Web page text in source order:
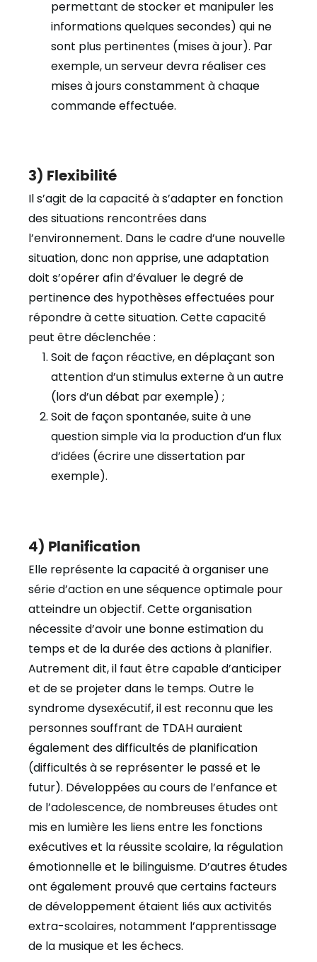
permettant de stocker et manipuler les
informations quelques secondes) qui ne
sont plus pertinentes (mises à jour). Par
exemple, un serveur devra réaliser ces
mises à jours constamment à chaque
commande effectuée.
3) Flexibilité
Il s’agit de la capacité à s’adapter en fonction
des situations rencontrées dans
l’environnement. Dans le cadre d’une nouvelle
situation, donc non apprise, une adaptation
doit s’opérer afin d’évaluer le degré de
pertinence des hypothèses effectuées pour
répondre à cette situation. Cette capacité
peut être déclenchée :
Soit de façon réactive, en déplaçant son
attention d’un stimulus externe à un autre
(lors d’un débat par exemple) ;
Soit de façon spontanée, suite à une
question simple via la production d’un flux
d’idées (écrire une dissertation par
exemple).
4) Planification
Elle représente la capacité à organiser une
série d’action en une séquence optimale pour
atteindre un objectif. Cette organisation
nécessite d’avoir une bonne estimation du
temps et de la durée des actions à planifier.
Autrement dit, il faut être capable d’anticiper
et de se projeter dans le temps. Outre le
syndrome dysexécutif, il est reconnu que les
personnes souffrant de TDAH auraient
également des difficultés de planification
(difficultés à se représenter le passé et le
futur). Développées au cours de l’enfance et
de l’adolescence, de nombreuses études ont
mis en lumière les liens entre les fonctions
exécutives et la réussite scolaire, la régulation
émotionnelle et le bilinguisme. D’autres études
ont également prouvé que certains facteurs
de développement étaient liés aux activités
extra-scolaires, notamment l’apprentissage
de la musique et les échecs.